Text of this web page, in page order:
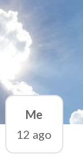
Me
12 ago